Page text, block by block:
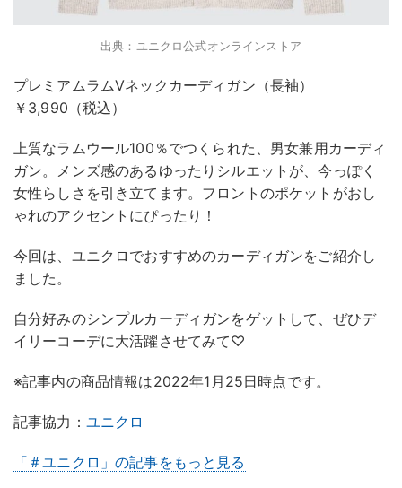
出典：ユニクロ公式オンラインストア
プレミアムラムVネックカーディガン（長袖）
￥3,990（税込）
上質なラムウール100％でつくられた、男女兼用カーディ
ガン。メンズ感のあるゆったりシルエットが、今っぽく
女性らしさを引き立てます。フロントのポケットがおし
ゃれのアクセントにぴったり！
今回は、ユニクロでおすすめのカーディガンをご紹介し
ました。
自分好みのシンプルカーディガンをゲットして、ぜひデ
イリーコーデに大活躍させてみて♡
※記事内の商品情報は2022年1月25日時点です。
記事協力： ユニクロ
「＃ユニクロ」の記事をもっと見る